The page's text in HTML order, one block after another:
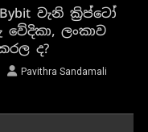
වැනි ක්‍රිප්ටෝ
ලංකාව
ද?
Pavithra Sandamali